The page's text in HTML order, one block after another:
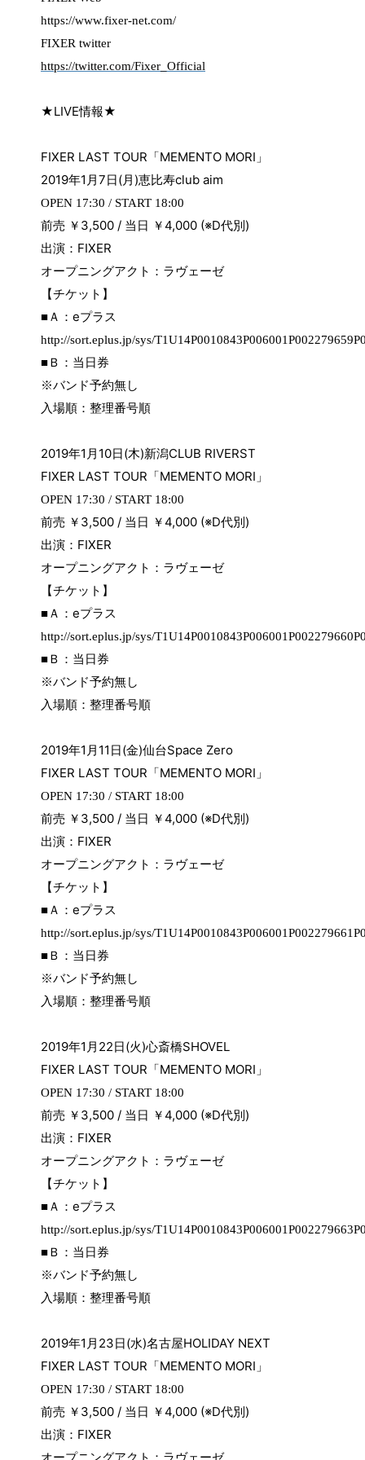
https://www.fixer-net.com/
FIXER twitter
https://twitter.com/Fixer_Official
★LIVE情報★
FIXER LAST TOUR 「MEMENTO MORI 」
2019年1 月7日(月 )恵比寿club aim
OPEN 17:30 / START 18:00
前売 ￥ 3,500 / 当日 ￥4,000 (※D代別)
出演： FIXER
オープニングアクト：ラヴェーゼ
【チケット】
■Ａ： eプラス
http://sort.eplus.jp/sys/
■Ｂ：当日券
※バンド予約無し
入場順：整理番号順
2019年1 月 10日(木)新潟CLUB RIVERST
FIXER LAST TOUR 「MEMENTO MORI 」
OPEN 17:30 / START 18:00
前売 ￥ 3,500 / 当日 ￥4,000 (※D代別)
出演： FIXER
オープニングアクト：ラヴェーゼ
【チケット】
■Ａ： eプラス
http://sort.eplus.jp/sys/
■Ｂ：当日券
※バンド予約無し
入場順：整理番号順
2019年1 月 11 日(金)仙台Space Zero
FIXER LAST TOUR 「MEMENTO MORI 」
OPEN 17:30 / START 18:00
前売 ￥ 3,500 / 当日 ￥4,000 (※D代別)
出演： FIXER
オープニングアクト：ラヴェーゼ
【チケット】
■Ａ： eプラス
http://sort.eplus.jp/sys/
■Ｂ：当日券
※バンド予約無し
入場順：整理番号順
2019年1 月 22日(火)心斎橋SHOVEL
FIXER LAST TOUR 「MEMENTO MORI 」
OPEN 17:30 / START 18:00
前売 ￥ 3,500 / 当日 ￥4,000 (※D代別)
出演： FIXER
オープニングアクト：ラヴェーゼ
【チケット】
■Ａ： eプラス
http://sort.eplus.jp/sys/
■Ｂ：当日券
※バンド予約無し
入場順：整理番号順
2019年1 月 23日(水)名古屋HOLIDAY NEXT
FIXER LAST TOUR 「MEMENTO MORI 」
OPEN 17:30 / START 18:00
前売 ￥ 3,500 / 当日 ￥4,000 (※D代別)
出演： FIXER